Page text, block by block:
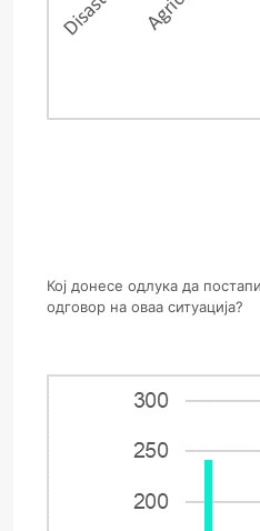
Кој донесе одлука да
одговор на оваа ситуација?